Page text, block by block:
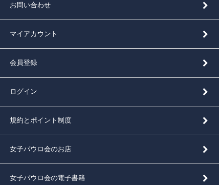
お問い合わせ
マイアカウント
会員登録
ログイン
規約とポイント制度
女子パウロ会のお店
女子パウロ会の電子書籍